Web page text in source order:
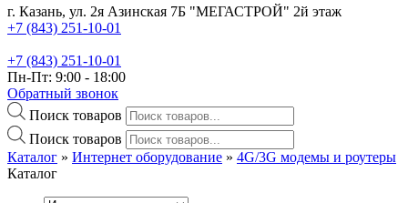
г. Казань, ул. 2я Азинская 7Б "МЕГАСТРОЙ" 2й этаж
+7 (843) 251-10-01
+7 (843) 251-10-01
Пн-Пт: 9:00 - 18:00
Обратный звонок
Поиск товаров
Поиск товаров
Каталог »‎ Интернет оборудование »‎ 4G/3G модемы и роутеры
Каталог